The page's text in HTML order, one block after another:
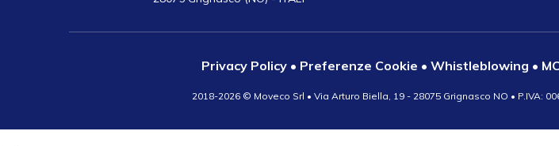
Privacy Policy• Preferenze Cookie • Whistleblowing •
2018-2026 © Moveco Srl • Via Arturo Biella, 19 - 28075 Grignasco NO • P.IVA: